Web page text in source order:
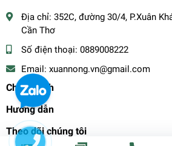
Địa chỉ: 352C, đường 30/4, P.Xuân
Cần Thơ
Số điện thoại: 0889008222
Email: xuannong.vn@gmail.com
Chính sách
Hướng dẫn
Theo dõi chúng tôi